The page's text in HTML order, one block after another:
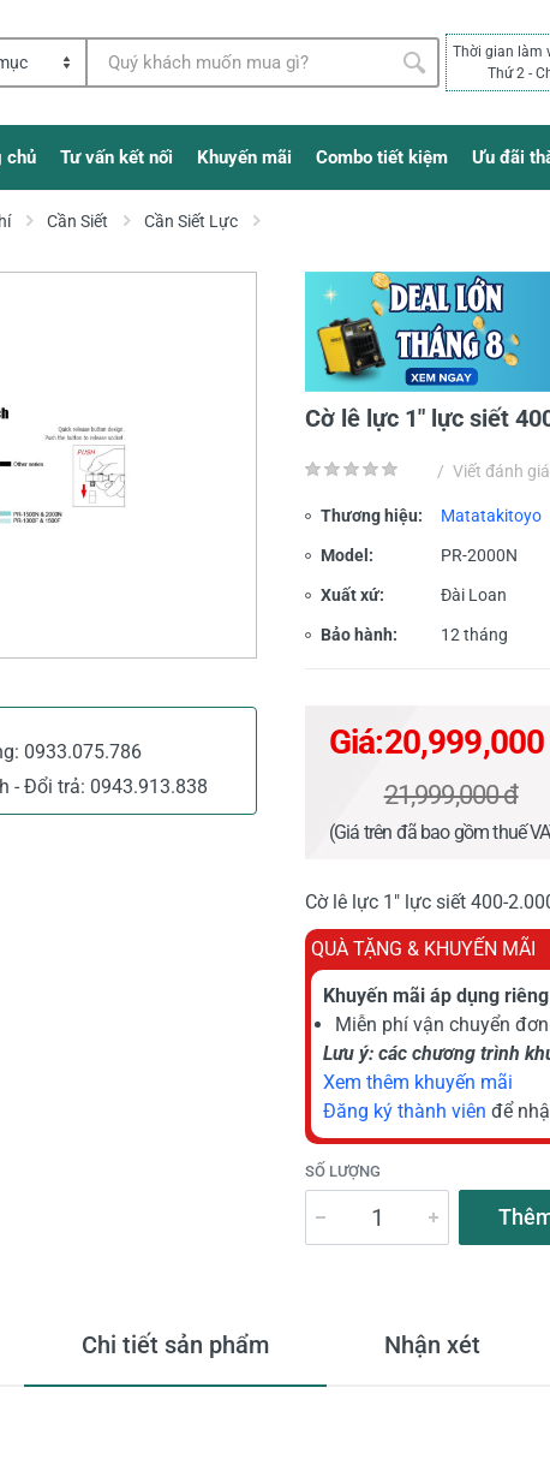
Thời gian làm
Thứ 2 -
chủ Tư vấn kết nối Khuyến mãi Combo tiết kiệm Ưu đãi
Cần Siết Cần Siết Lực
0933.075.786
- Đổi trả: 0943.913.838
Cờ lê lực 1" lực siết
/ Viết đánh giá
Thương hiệu: Matatakitoyo
Model: PR-2000N
Xuất xứ: Đài Loan
Bảo hành: 12 tháng
Giá:
21,999,000 đ
(Giá trên đã bao gồm thuế
Cờ lê lực 1" lực siết 400-
QUÀ TẶNG & KHUYẾN MÃI
Khuyến mãi áp dụng
Miễn phí vận chuyển
Lưu ý: các chương trình
Xem thêm khuyến mãi
Đăng ký thành viên để
SỐ LƯỢNG
Chi tiết sản phẩm Nhận xét